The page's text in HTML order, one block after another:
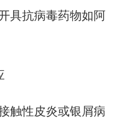
具抗病毒药物如阿
触性皮炎或银屑病